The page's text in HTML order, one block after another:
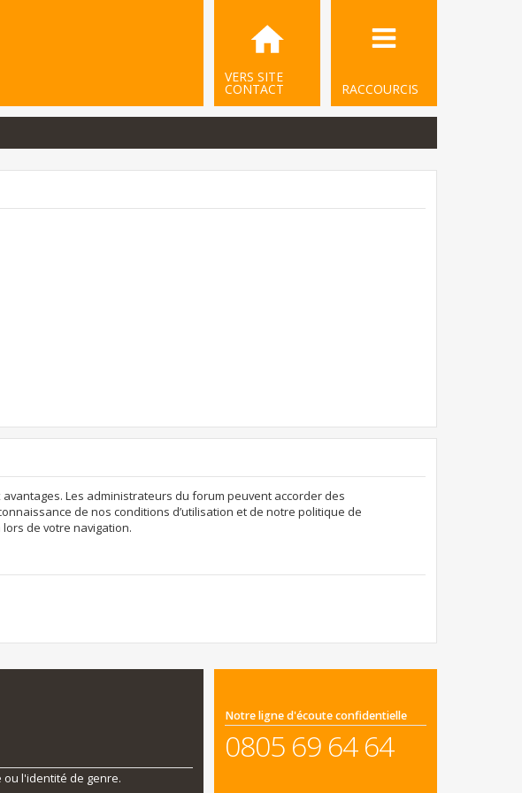
RACCOURCIS
VERS SITE
CONTACT
Les administrateurs du forum peuvent accorder des
de nos conditions d’utilisation et de notre politique de
de votre navigation.
l'identité de genre.
Notre ligne d'écoute confidentielle
0805 69 64 64